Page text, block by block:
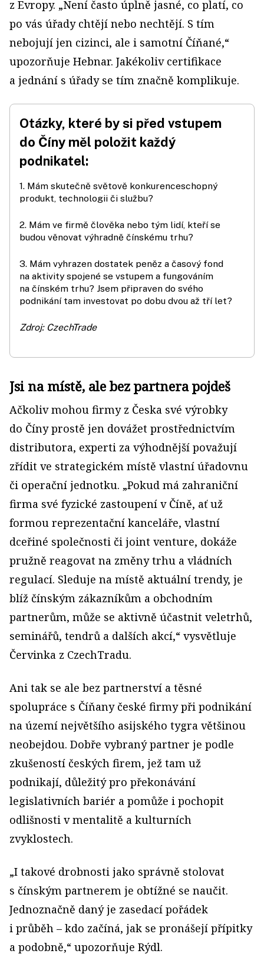
z Evropy. „Není často úplně jasné, co platí, co
po vás úřady chtějí nebo nechtějí. S tím
nebojují jen cizinci, ale i samotní Číňané,“
upozorňuje Hebnar. Jakékoliv certifikace
a jednání s úřady se tím značně komplikuje.
Otázky, které by si před vstupem
do Číny měl položit každý
podnikatel:
1. Mám skutečně světově konkuren­ce­schopný
produkt, technologii či službu?
2. Mám ve firmě člověka nebo tým lidí, kteří se
budou věnovat výhradně čínskému trhu?
3. Mám vyhrazen dostatek peněz a časový fond
na aktivity spojené se vstupem a fungováním
na čínském trhu? Jsem připraven do svého
podnikání tam investovat po dobu dvou až tří let?
Zdroj: CzechTrade
Jsi na místě, ale bez partnera pojdeš
Ačkoliv mohou firmy z Česka své výrobky
do Číny prostě jen dovážet prostřednictvím
distributora, experti za výhodnější považují
zřídit ve strategickém místě vlastní úřadovnu
či operační jednotku. „Pokud má zahraniční
firma své fyzické zastoupení v Číně, ať už
formou reprezentační kanceláře, vlastní
dceřiné společnosti či joint venture, dokáže
pružně reagovat na změny trhu a vládních
regulací. Sleduje na místě aktuální trendy, je
blíž čínským zákazníkům a obchodním
partnerům, může se aktivně účastnit veletrhů,
seminářů, tendrů a dalších akcí,“ vysvětluje
Červinka z CzechTradu.
Ani tak se ale bez partnerství a těsné
spolupráce s Číňany české firmy při podnikání
na území největšího asijského tygra většinou
neobejdou. Dobře vybraný partner je podle
zkušeností českých firem, jež tam už
podnikají, důležitý pro překonávání
legislativních bariér a pomůže i pochopit
odlišnosti v mentalitě a kulturních
zvyklostech.
„I takové drobnosti jako správně stolovat
s čínským partnerem je obtížné se naučit.
Jednoznačně daný je zasedací pořádek
i průběh – kdo začíná, jak se pronášejí přípitky
a podobně,“ upozorňuje Rýdl.